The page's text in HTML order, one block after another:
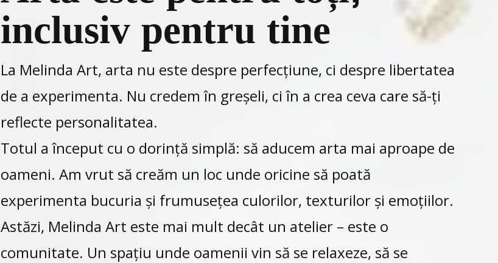
inclusiv pentru tine
La Melinda Art, arta nu este despre perfecțiune, ci despre libertatea
de a experimenta. Nu credem în greșeli, ci în a crea ceva care să-ți
reflecte personalitatea.
Totul a început cu o dorință simplă: să aducem arta mai aproape de
oameni. Am vrut să creăm un loc unde oricine să poată
experimenta bucuria și frumusețea culorilor, texturilor și emoțiilor.
Astăzi, Melinda Art este mai mult decât un atelier – este o
comunitate. Un spațiu unde oamenii vin să se relaxeze, să se